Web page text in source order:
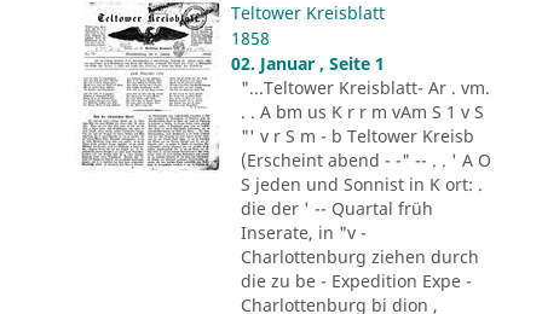
Teltower Kreisblatt
1858
02. Januar , Seite 1
"...Teltower Kreisblatt- Ar . vm.
. . A bm us K r r m vAm S 1 v S
"' v r S m - b Teltower Kreisb
(Erscheint abend - -" -- . . ' A O
S jeden und Sonnist in K ort: .
die der ' -- Quartal früh
Inserate, in "v -
Charlottenburg ziehen durch
die zu be - Expedition Expe -
Charlottenburg bi dion ,